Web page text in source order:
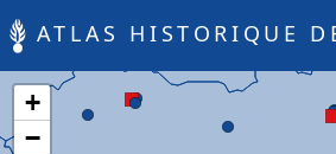
ATLAS HISTORIQUE
+
−